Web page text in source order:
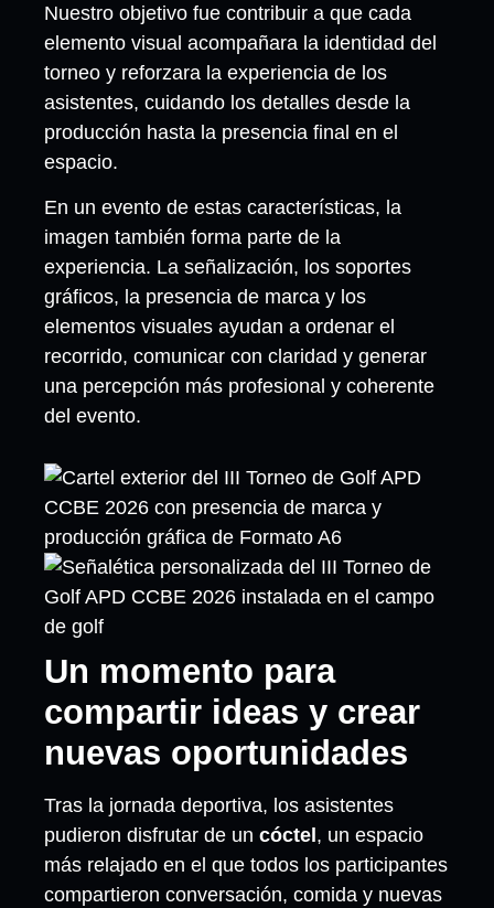
Nuestro objetivo fue contribuir a que cada
elemento visual acompañara la identidad del
torneo y reforzara la experiencia de los
asistentes, cuidando los detalles desde la
producción hasta la presencia final en el
espacio.
En un evento de estas características, la
imagen también forma parte de la
experiencia. La señalización, los soportes
gráficos, la presencia de marca y los
elementos visuales ayudan a ordenar el
recorrido, comunicar con claridad y generar
una percepción más profesional y coherente
del evento.
Un momento para
compartir ideas y crear
nuevas oportunidades
Tras la jornada deportiva, los asistentes
pudieron disfrutar de un cóctel , un espacio
más relajado en el que todos los participantes
compartieron conversación, comida y nuevas